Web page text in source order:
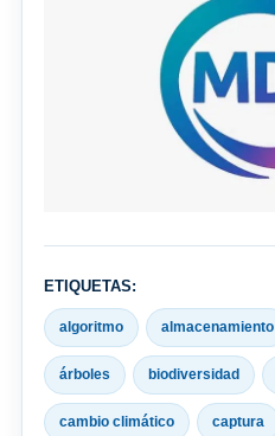
ETIQUETAS:
algoritmo almacenamiento
árboles biodiversidad
cambio climático captura